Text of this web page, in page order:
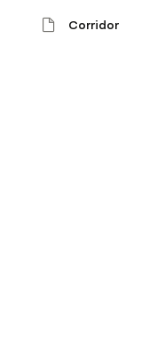
Corridor